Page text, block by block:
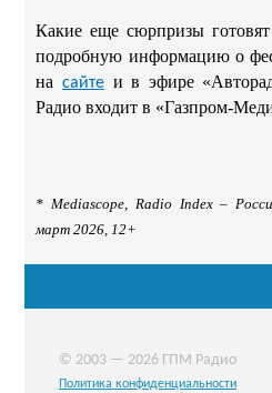
Какие еще сюрпризы
подробную информацию о
насайте и в эфире
Радио входит в «Газпром-
* Mediascope, Radio Index –
март 2026, 12+
© 2003 — 2026 ГПМ Радио
Политика конфиденциальности